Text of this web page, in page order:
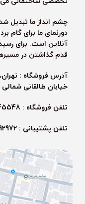
چشم انداز ما تبدیل
دورنمای ما برای گام
آنلاین است. برای
قدم گذاشتن در
آدرس فروشگاه :
خیابان طالقانی شمالی
تلفن فروشگاه : 02165145548
تلفن پشتیبانی :